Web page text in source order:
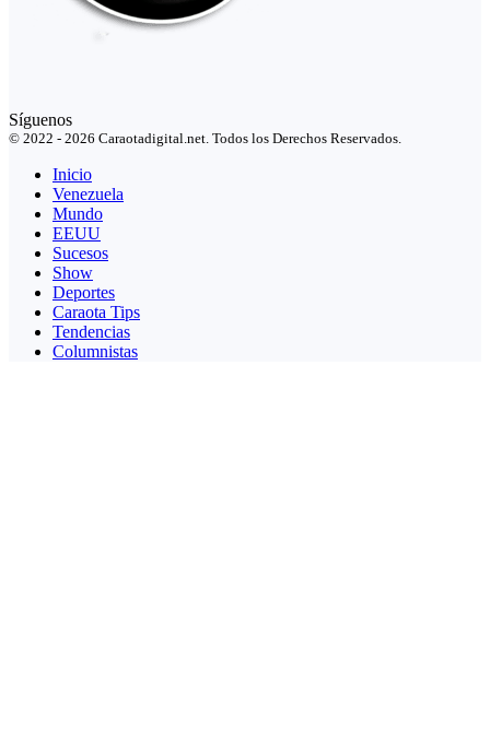
Síguenos
© 2022 - 2026 Caraotadigital.net. Todos los Derechos Reservados.
Inicio
Venezuela
Mundo
EEUU
Sucesos
Show
Deportes
Caraota Tips
Tendencias
Columnistas